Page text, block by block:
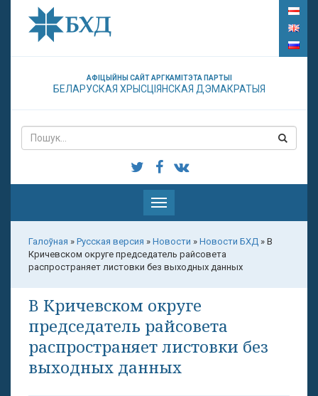
АФІЦЫЙНЫ САЙТ АРГКАМІТЭТА ПАРТЫІ
БЕЛАРУСКАЯ ХРЫСЦІЯНСКАЯ ДЭМАКРАТЫЯ
Паказаць
меню
Галоўная » Русская версия » Новости » Новости БХД » В
Кричевском округе председатель райсовета
распространяет листовки без выходных данных
В Кричевском округе
председатель райсовета
распространяет листовки без
выходных данных